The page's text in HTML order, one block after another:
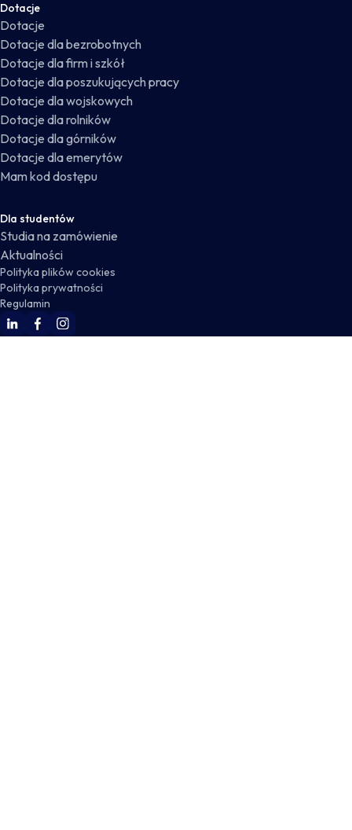
Dotacje
Dotacje
Dotacje dla bezrobotnych
Dotacje dla firm i szkół
Dotacje dla poszukujących pracy
Dotacje dla wojskowych
Dotacje dla rolników
Dotacje dla górników
Dotacje dla emerytów
Mam kod dostępu
Dla studentów
Studia na zamówienie
Aktualności
Polityka plików cookies
Polityka prywatności
Regulamin
WSKZ Linkedin
WSKZ Facebook
WSKZ Instagram